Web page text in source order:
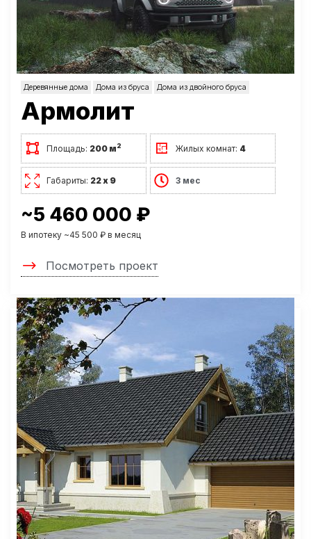
Деревянные дома Дома из бруса Дома из двойного бруса
Армолит
Площадь: 200 м2 Жилых комнат: 4
Габариты: 22 х 9 3 мес
~5 460 000 ₽
В ипотеку ~45 500 ₽ в месяц
Посмотреть проект